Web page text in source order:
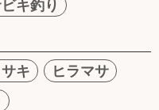
キ釣り
キ
ヒラマサ